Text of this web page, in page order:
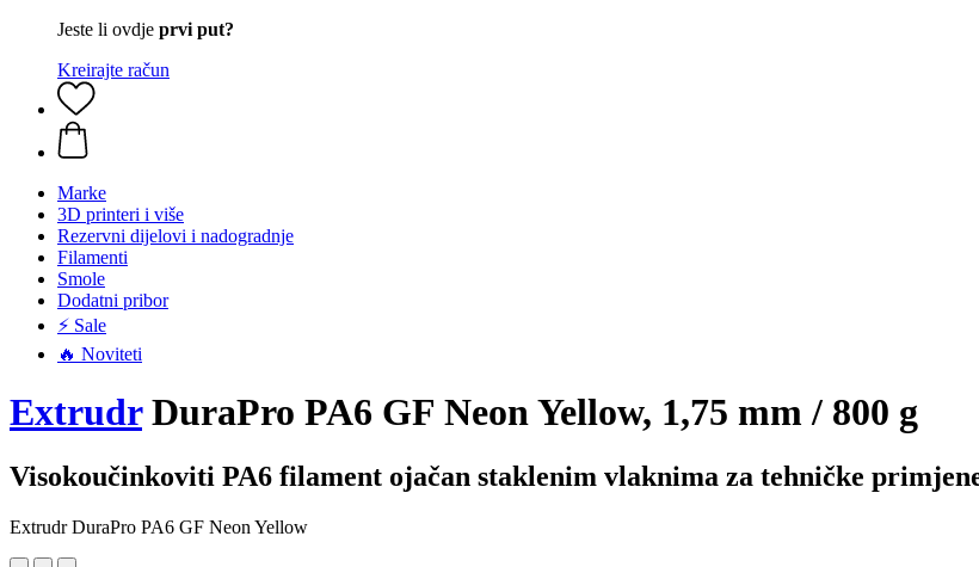
Jeste li ovdje prvi put?
Kreirajte račun
Marke
3D printeri i više
Rezervni dijelovi i nadogradnje
Filamenti
Smole
Dodatni pribor
⚡ Sale
🔥 Noviteti
ExtrudrDuraPro PA6 GF Neon Yellow, 1,75 mm / 800 g
Visokoučinkoviti PA6 filament ojačan staklenim vlaknima za tehničke
Extrudr DuraPro PA6 GF Neon Yellow